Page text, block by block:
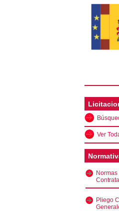
Ver
Normas
Pliego